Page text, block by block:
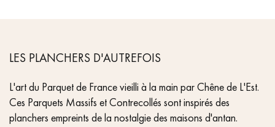
Un expert Décoplus Parquets vous appelle
LES PLANCHERS D'AUTREFOIS
L'art du Parquet de France vieilli à la main par Chêne de L'Est.
Ces Parquets Massifs et Contrecollés sont inspirés des
planchers empreints de la nostalgie des maisons d'antan.